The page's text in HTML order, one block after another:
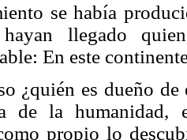
se había
llegado
En este
¿quién es dueño
de la humanidad,
propio lo